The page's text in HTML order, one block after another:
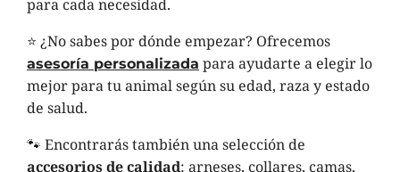
para cada necesidad.
⭐ ¿No sabes por dónde empezar? Ofrecemos
asesoría personalizada para ayudarte a elegir lo
mejor para tu animal según su edad, raza y estado
de salud.
🐾 Encontrarás también una selección de
accesorios de calidad: arneses, collares, camas,